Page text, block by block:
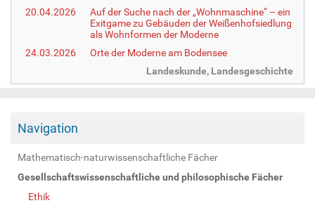
20.04.2026
Auf der Suche nach der „Wohnmaschine“ – ein
Exitgame zu Gebäuden der Weißenhofsiedlung
als Wohnformen der Moderne
24.03.2026
Orte der Moderne am Bodensee
Landeskunde, Landesgeschichte
Navigation
Mathematisch-naturwissenschaftliche Fächer
Gesellschaftswissenschaftliche und philosophische Fächer
Ethik